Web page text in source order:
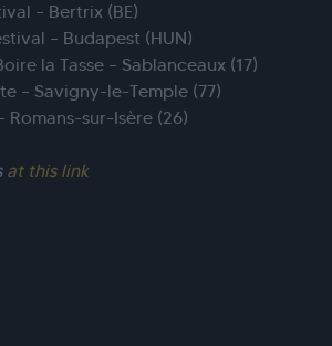
– Bertrix (BE)
– Budapest (HUN)
la Tasse – Sablanceaux (17)
– Savigny-le-Temple (77)
Romans-sur-Isère (26)
at this link